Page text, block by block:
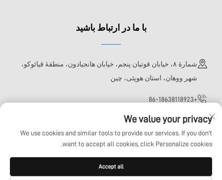
با ما در ارتباط باشید
شمارهٔ ۸، خیابان قوتیان پنجم، خیابان هانجیادون، منطقهٔ قیائوکو،
شهر ووهان، استان هوپئی، چین
+86-18638118923
[email protected]
کلیه حقوق این محتوا محفوظ است © شرکت فناوری ووهان شوتو، ش.م.م.
سیاست حفظ حریم خصوصی
We value your privacy
We use cookies and similar tools to provide our services. If you don't
want to accept all cookies, click Personalize cookies.
Accept all